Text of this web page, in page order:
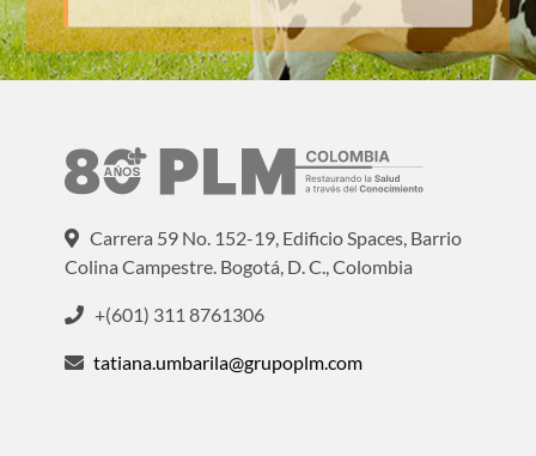
Carrera 59 No. 152-19, Edificio Spaces, Barrio
Colina Campestre. Bogotá, D. C., Colombia
+(601) 311 8761306
tatiana.umbarila@grupoplm.com